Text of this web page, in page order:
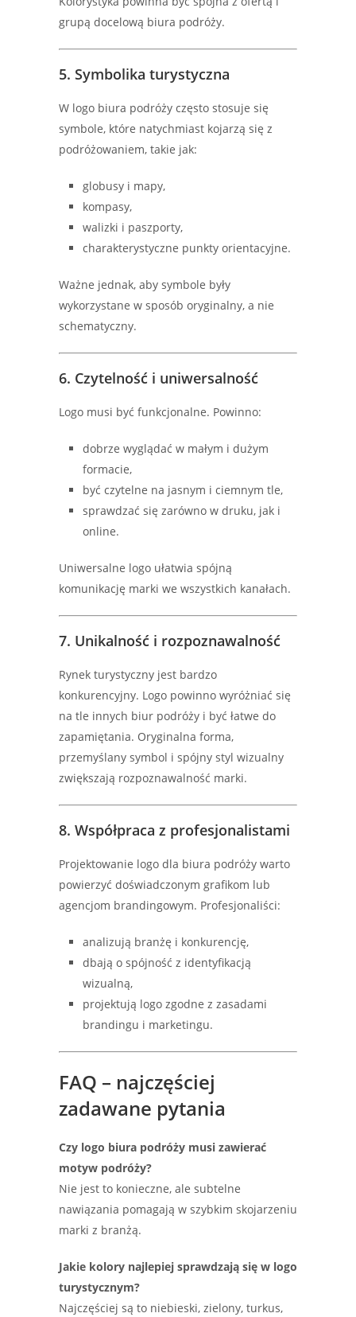
grupą docelową biura podróży.
5. Symbolika turystyczna
W logo biura podróży często stosuje się
symbole, które natychmiast kojarzą się z
podróżowaniem, takie jak:
globusy i mapy,
kompasy,
walizki i paszporty,
charakterystyczne punkty orientacyjne.
Ważne jednak, aby symbole były
wykorzystane w sposób oryginalny, a nie
schematyczny.
6. Czytelność i uniwersalność
Logo musi być funkcjonalne. Powinno:
dobrze wyglądać w małym i dużym
formacie,
być czytelne na jasnym i ciemnym tle,
sprawdzać się zarówno w druku, jak i
online.
Uniwersalne logo ułatwia spójną
komunikację marki we wszystkich kanałach.
7. Unikalność i rozpoznawalność
Rynek turystyczny jest bardzo
konkurencyjny. Logo powinno wyróżniać się
na tle innych biur podróży i być łatwe do
zapamiętania. Oryginalna forma,
przemyślany symbol i spójny styl wizualny
zwiększają rozpoznawalność marki.
8. Współpraca z profesjonalistami
Projektowanie logo dla biura podróży warto
powierzyć doświadczonym grafikom lub
agencjom brandingowym. Profesjonaliści:
analizują branżę i konkurencję,
dbają o spójność z identyfikacją
wizualną,
projektują logo zgodne z zasadami
brandingu i marketingu.
FAQ – najczęściej
zadawane pytania
Czy logo biura podróży musi zawierać
motyw podróży?
Nie jest to konieczne, ale subtelne
nawiązania pomagają w szybkim skojarzeniu
marki z branżą.
Jakie kolory najlepiej sprawdzają się w logo
turystycznym?
Najczęściej są to niebieski, zielony, turkus,